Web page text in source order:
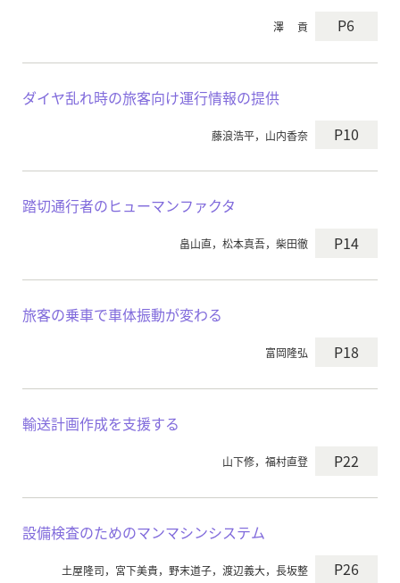
澤 貢 P6
ダイヤ乱れ時の旅客向け運行情報の提供
藤浪浩平，山内香奈 P10
踏切通行者のヒューマンファクタ
畠山直，松本真吾，柴田徹 P14
旅客の乗車で車体振動が変わる
富岡隆弘 P18
輸送計画作成を支援する
山下修，福村直登 P22
設備検査のためのマンマシンシステム
土屋隆司，宮下美貴，野末道子，渡辺義大，長坂整 P26